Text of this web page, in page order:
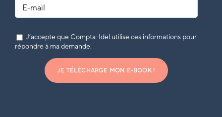
J’accepte que Compta-Idel utilise ces informations pour
répondre à ma demande.
JE TÉLÉCHARGE MON E-BOOK !